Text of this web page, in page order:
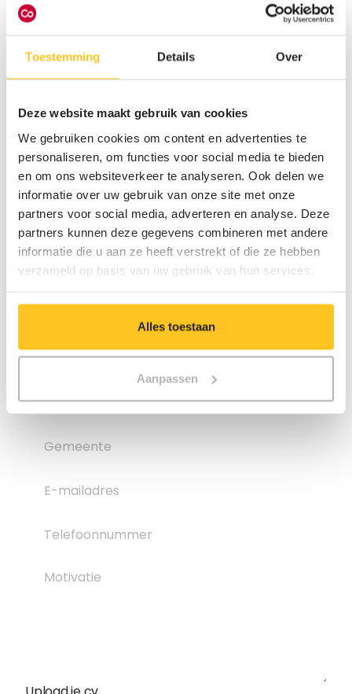
Toestemming Details Over
Deze website maakt gebruik van cookies
We gebruiken cookies om content en advertenties te
personaliseren, om functies voor social media te bieden
en om ons websiteverkeer te analyseren. Ook delen we
informatie over uw gebruik van onze site met onze
partners voor social media, adverteren en analyse. Deze
partners kunnen deze gegevens combineren met andere
informatie die u aan ze heeft verstrekt of die ze hebben
verzameld op basis van uw gebruik van hun services.
Alles toestaan
Aanpassen
Solliciteer nu
Solliciteer meteen en wie weet word jij onze
nieuwe collega. We kijken ernaar uit je te leren
kennen.